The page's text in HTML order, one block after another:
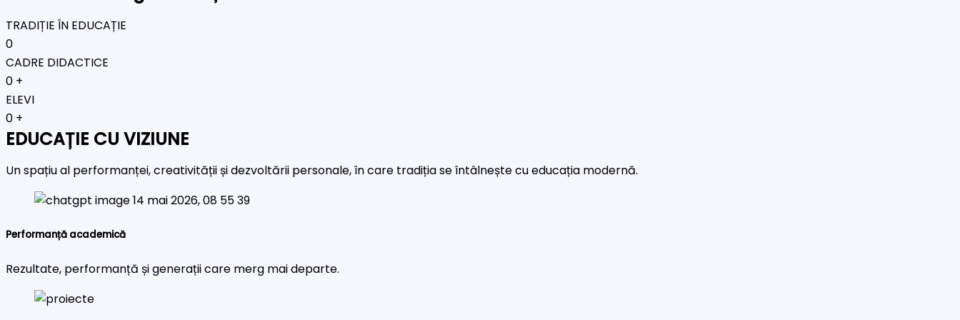
TRADIȚIE ÎN EDUCAȚIE
0
CADRE DIDACTICE
0 +
ELEVI
0 +
EDUCAȚIE CU VIZIUNE
Un spațiu al performanței, creativității și dezvoltării personale, în care tradiția se întâlnește cu educația modernă.
Performanță academică
Rezultate, performanță și generații care merg mai departe.